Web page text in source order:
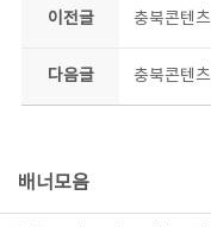
이전글
다음글 충북콘텐
배너모음